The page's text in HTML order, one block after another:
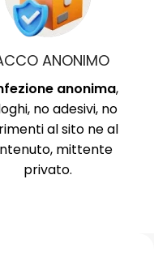
TEMPI DI CONSEGNA
Chiari e definiti in
ciascuna scheda
prodotto! Tutto
tramite logistica.